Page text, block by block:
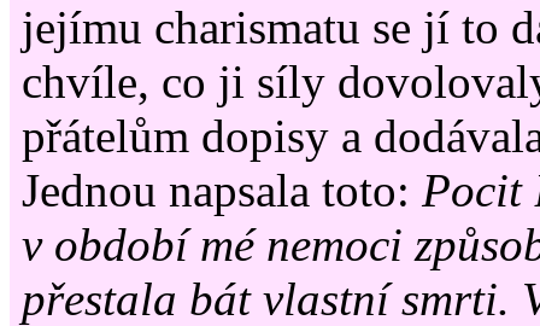
jejímu charismatu se jí to
chvíle, co ji síly
přátelům dopisy a
Jednou napsala toto: Pocit
v období mé nemoci
přestala bát vlastní smrti.